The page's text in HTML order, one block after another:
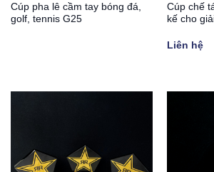
Cúp pha lê cầm tay bóng đá,
golf, tennis G25
Cúp chế
kế cho
Liên hệ